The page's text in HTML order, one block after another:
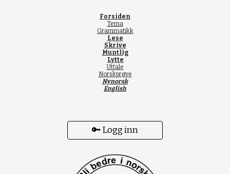
Forsiden
Tema
Grammatikk
Lese
Skrive
Muntlig
Lytte
Uttale
Norskprøve
Nynorsk
English
🔑 Logg inn